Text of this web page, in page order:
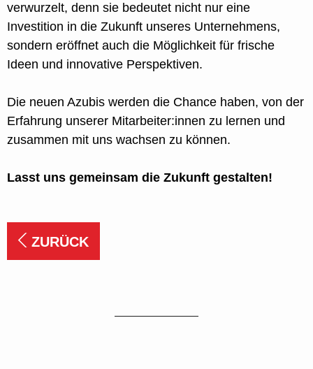
verwurzelt, denn sie bedeutet nicht nur eine
Investition in die Zukunft unseres Unternehmens,
sondern eröffnet auch die Möglichkeit für frische
Ideen und innovative Perspektiven.
Die neuen Azubis werden die Chance haben, von der
Erfahrung unserer Mitarbeiter:innen zu lernen und
zusammen mit uns wachsen zu können.
Lasst uns gemeinsam die Zukunft gestalten!
ZURÜCK